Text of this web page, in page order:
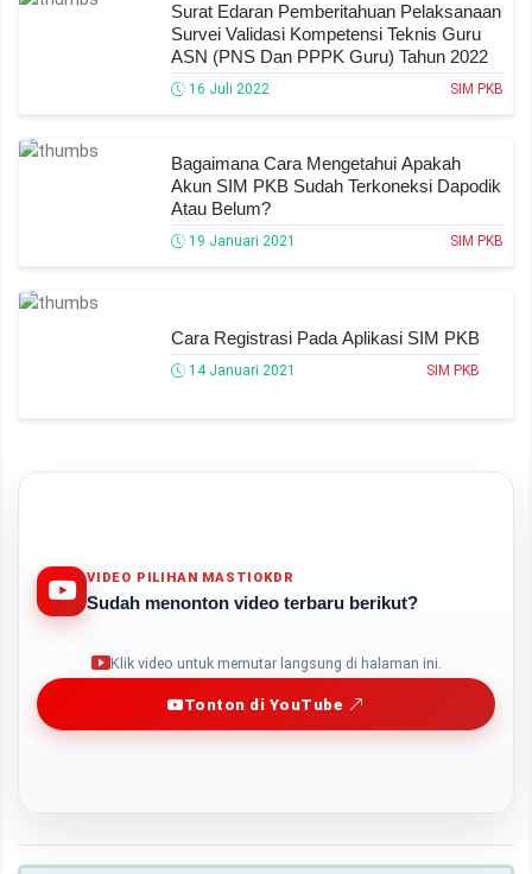
Surat Edaran Pemberitahuan Pelaksanaan
Survei Validasi Kompetensi Teknis Guru
ASN (PNS Dan PPPK Guru) Tahun 2022
16 Juli 2022 SIM PKB
Bagaimana Cara Mengetahui Apakah
Akun SIM PKB Sudah Terkoneksi Dapodik
Atau Belum?
19 Januari 2021 SIM PKB
Cara Registrasi Pada Aplikasi SIM PKB
14 Januari 2021 SIM PKB
VIDEO PILIHAN MASTIOKDR
Sudah menonton video terbaru berikut?
Klik video untuk memutar langsung di halaman ini.
Tonton di YouTube